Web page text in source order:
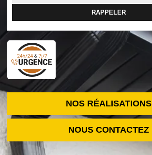
NOS RÉALISATIONS
NOUS CONTACTEZ